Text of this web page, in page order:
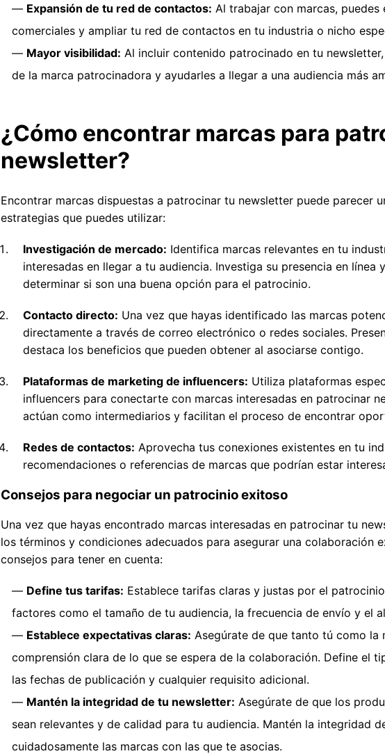
Expansión de tu red de contactos: Al trabajar con marcas, puedes
comerciales y ampliar tu red de contactos en tu industria o nicho
Mayor visibilidad: Al incluir contenido patrocinado en tu
de la marca patrocinadora y ayudarles a llegar a una audiencia más
¿Cómo encontrar marcas para
newsletter?
Encontrar marcas dispuestas a patrocinar tu newsletter puede parecer
estrategias que puedes utilizar:
Investigación de mercado: Identifica marcas relevantes en tu
interesadas en llegar a tu audiencia. Investiga su presencia en línea
determinar si son una buena opción para el patrocinio.
Contacto directo: Una vez que hayas identificado las marcas
directamente a través de correo electrónico o redes sociales.
destaca los beneficios que pueden obtener al asociarse contigo.
Plataformas de marketing de influencers: Utiliza plataformas
influencers para conectarte con marcas interesadas en patrocinar
actúan como intermediarios y facilitan el proceso de encontrar
Redes de contactos: Aprovecha tus conexiones existentes en tu
recomendaciones o referencias de marcas que podrían estar
Consejos para negociar un patrocinio exitoso
Una vez que hayas encontrado marcas interesadas en patrocinar tu
los términos y condiciones adecuados para asegurar una colaboración
consejos para tener en cuenta:
Define tus tarifas: Establece tarifas claras y justas por el
factores como el tamaño de tu audiencia, la frecuencia de envío y el
Establece expectativas claras: Asegúrate de que tanto tú como la
comprensión clara de lo que se espera de la colaboración. Define el
las fechas de publicación y cualquier requisito adicional.
Mantén la integridad de tu newsletter: Asegúrate de que los
sean relevantes y de calidad para tu audiencia. Mantén la integridad
cuidadosamente las marcas con las que te asocias.